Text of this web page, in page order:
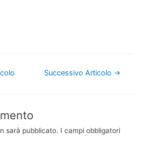
Successivo Articolo →
sarà pubblicato. I campi obbligatori